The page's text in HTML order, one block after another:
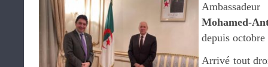
Mohamed-
depuis octobre
Arrivé tout